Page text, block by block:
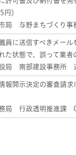
円）
市局 与野まちづくり
員に送信すべきメール
た状態で、誤って業者
設局 南部建設事務所
報開示決定の審査請
務局 行政透明推進課